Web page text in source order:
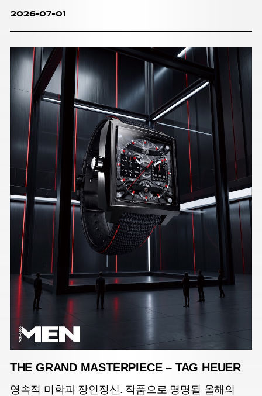
2026-07-01
THE GRAND MASTERPIECE – TAG HEUER
영속적 미학과 장인정신. 작품으로 명명될 올해의